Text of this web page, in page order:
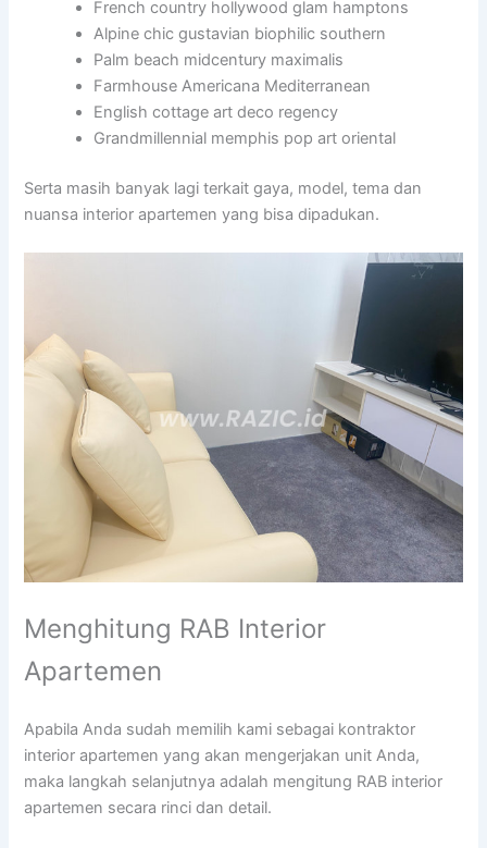
French country hollywood glam hamptons
Alpine chic gustavian biophilic southern
Palm beach midcentury maximalis
Farmhouse Americana Mediterranean
English cottage art deco regency
Grandmillennial memphis pop art oriental
Serta masih banyak lagi terkait gaya, model, tema dan
nuansa interior apartemen yang bisa dipadukan.
Menghitung RAB Interior
Apartemen
Apabila Anda sudah memilih kami sebagai kontraktor
interior apartemen yang akan mengerjakan unit Anda,
maka langkah selanjutnya adalah mengitung RAB interior
apartemen secara rinci dan detail.